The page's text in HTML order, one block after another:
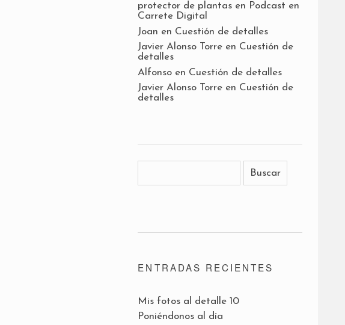
protector de plantas en Podcast en
Carrete Digital
Joan en Cuestión de detalles
Javier Alonso Torre en Cuestión de
detalles
Alfonso en Cuestión de detalles
Javier Alonso Torre en Cuestión de
detalles
ENTRADAS RECIENTES
Mis fotos al detalle 10
Poniéndonos al día